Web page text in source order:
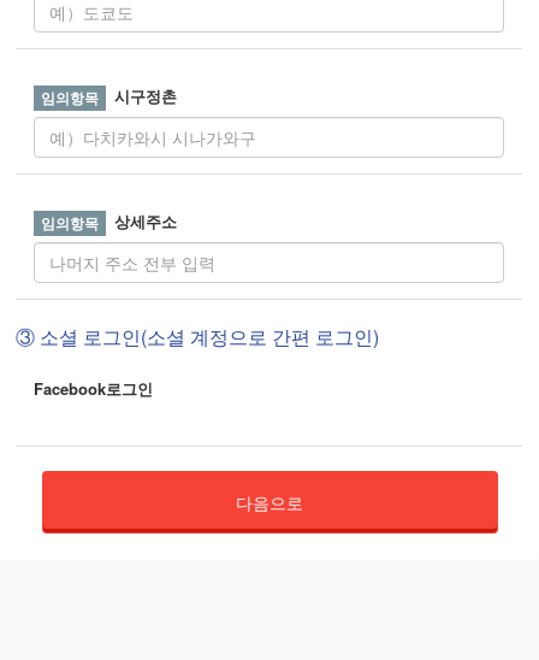
시구정촌
상세주소
③ 소셜 로그인(소셜 계정으로 간편 로그인)
Facebook로그인